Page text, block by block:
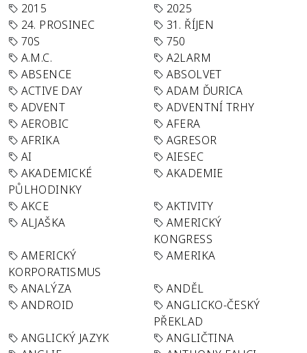
2015
2025
24. PROSINEC
31. ŘÍJEN
70S
750
A.M.C.
A2LARM
ABSENCE
ABSOLVET
ACTIVE DAY
ADAM ĎURICA
ADVENT
ADVENTNÍ TRHY
AEROBIC
AFERA
AFRIKA
AGRESOR
AI
AIESEC
AKADEMICKÉ
PŮLHODINKY
AKADEMIE
AKCE
AKTIVITY
ALJAŠKA
AMERICKÝ
KONGRESS
AMERICKÝ
KORPORATISMUS
AMERIKA
ANALÝZA
ANDĚL
ANDROID
ANGLICKO-ČESKÝ
PŘEKLAD
ANGLICKÝ JAZYK
ANGLIČTINA